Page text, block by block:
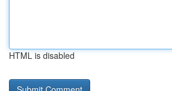
HTML is disabled